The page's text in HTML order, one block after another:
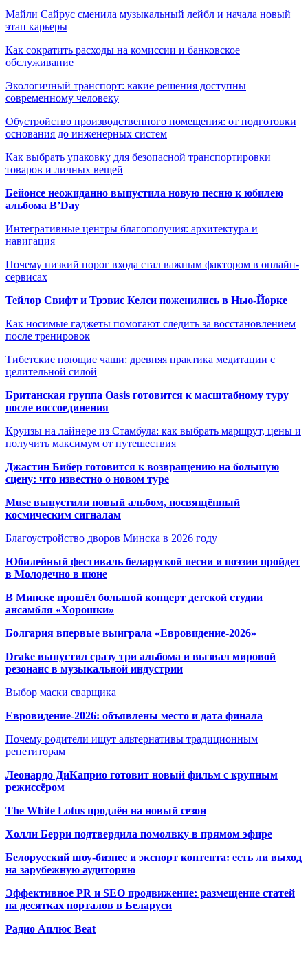
Майли Сайрус сменила музыкальный лейбл и начала новый
этап карьеры
Как сократить расходы на комиссии и банковское
обслуживание
Экологичный транспорт: какие решения доступны
современному человеку
Обустройство производственного помещения: от подготовки
основания до инженерных систем
Как выбрать упаковку для безопасной транспортировки
товаров и личных вещей
Бейонсе неожиданно выпустила новую песню к юбилею
альбома B’Day
Интегративные центры благополучия: архитектура и
навигация
Почему низкий порог входа стал важным фактором в онлайн-
сервисах
Тейлор Свифт и Трэвис Келси поженились в Нью-Йорке
Как носимые гаджеты помогают следить за восстановлением
после тренировок
Тибетские поющие чаши: древняя практика медитации с
целительной силой
Британская группа Oasis готовится к масштабному туру
после воссоединения
Круизы на лайнере из Стамбула: как выбрать маршрут, цены и
получить максимум от путешествия
Джастин Бибер готовится к возвращению на большую
сцену: что известно о новом туре
Muse выпустили новый альбом, посвящённый
космическим сигналам
Благоустройство дворов Минска в 2026 году
Юбилейный фестиваль беларуской песни и поэзии пройдет
в Молодечно в июне
В Минске прошёл большой концерт детской студии
ансамбля «Хорошки»
Болгария впервые выиграла «Евровидение-2026»
Drake выпустил сразу три альбома и вызвал мировой
резонанс в музыкальной индустрии
Выбор маски сварщика
Евровидение-2026: объявлены место и дата финала
Почему родители ищут альтернативы традиционным
репетиторам
Леонардо ДиКаприо готовит новый фильм с крупным
режиссёром
The White Lotus продлён на новый сезон
Холли Берри подтвердила помолвку в прямом эфире
Белорусский шоу-бизнес и экспорт контента: есть ли выход
на зарубежную аудиторию
Эффективное PR и SEO продвижение: размещение статей
на десятках порталов в Беларуси
Радио Аплюс Beat